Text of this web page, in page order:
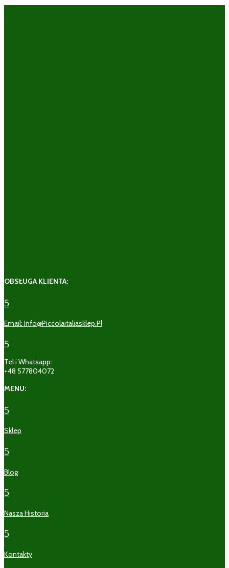
OBSŁUGA KLIENTA:
5
Email: Info@piccolaitaliasklep.pl
5
Tel i Whatsapp:
+48 577804072
MENU:
5
Sklep
5
Blog
5
Nasza Historia
5
Kontakty